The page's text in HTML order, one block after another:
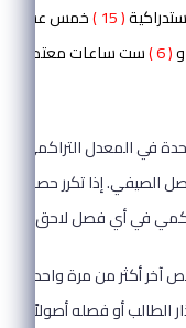
( 15 )
خمس عشرة
( 6 )
الصيفي. إذا تكرر حصول
أكثر من مرة واحدة
أو فصله أصولاً, ويبلغ